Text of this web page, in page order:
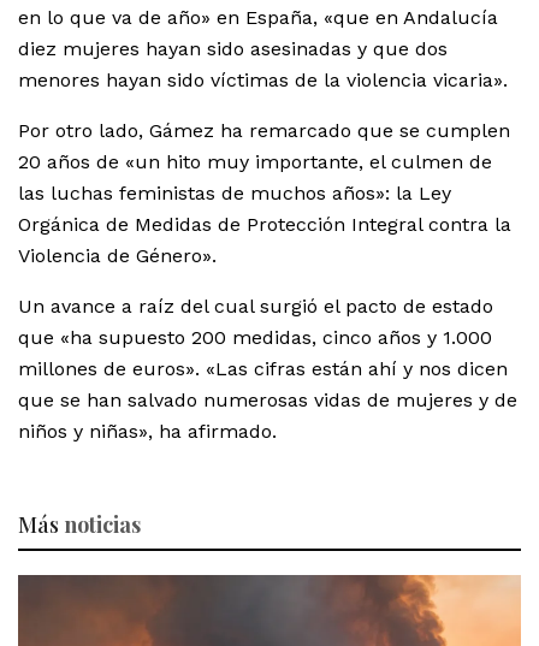
en lo que va de año» en España, «que en Andalucía
diez mujeres hayan sido asesinadas y que dos
menores hayan sido víctimas de la violencia vicaria».
Por otro lado, Gámez ha remarcado que se cumplen
20 años de «un hito muy importante, el culmen de
las luchas feministas de muchos años»: la Ley
Orgánica de Medidas de Protección Integral contra la
Violencia de Género».
Un avance a raíz del cual surgió el pacto de estado
que «ha supuesto 200 medidas, cinco años y 1.000
millones de euros». «Las cifras están ahí y nos dicen
que se han salvado numerosas vidas de mujeres y de
niños y niñas», ha afirmado.
Más noticias